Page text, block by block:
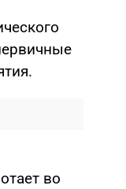
во